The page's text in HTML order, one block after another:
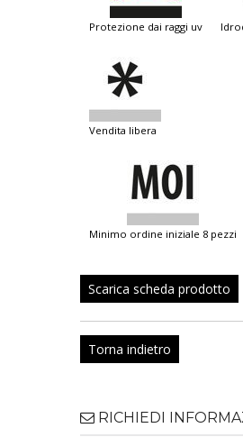
protezione dai raggi uv
vendita libera
minimo ordine iniziale 8 pezzi
Scarica scheda prodotto
Torna indietro
RICHIEDI